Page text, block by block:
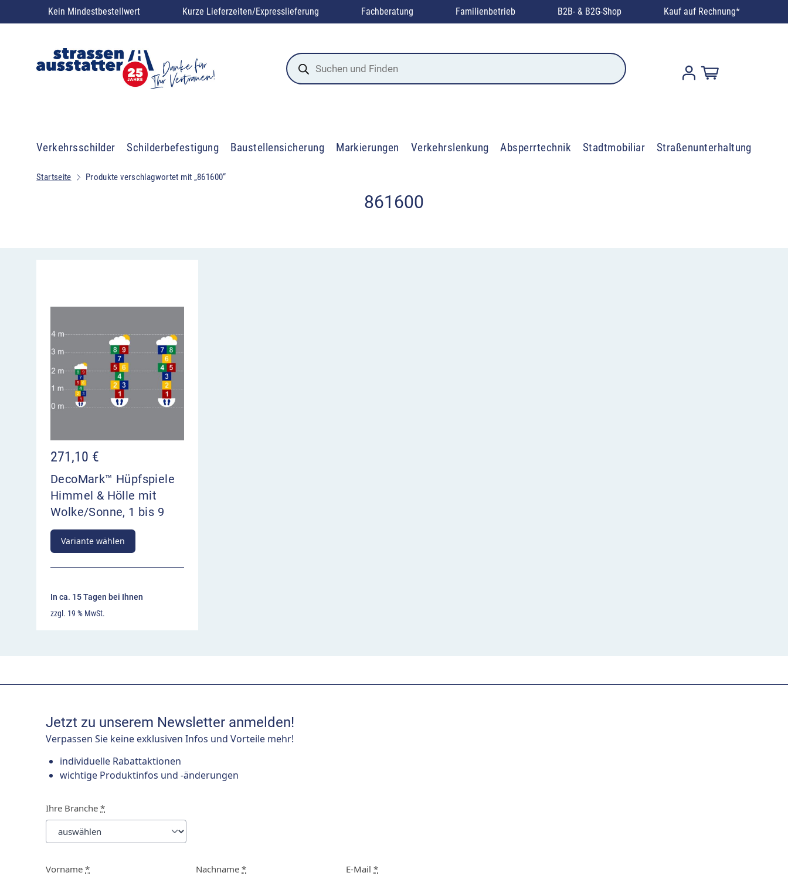
Kein Mindestbestellwert Kurze Lieferzeiten/Expresslieferung Fachberatung Familienbetrieb B2B- & B2G-Shop Kauf auf Rechnung*
Products
search
Verkehrsschilder Schilderbefestigung Baustellensicherung Markierungen Verkehrslenkung Absperrtechnik Stadtmobiliar Straßenunterhaltung
Startseite Produkte verschlagwortet mit „861600“
861600
271,10 €
DecoMark™ Hüpfspiele
Himmel & Hölle mit
Wolke/Sonne, 1 bis 9
Variante wählen
In ca. 15 Tagen bei Ihnen
zzgl. 19 % MwSt.
Jetzt zu unserem Newsletter anmelden!
Verpassen Sie keine exklusiven Infos und Vorteile mehr!
individuelle Rabattaktionen
wichtige Produktinfos und -änderungen
Ihre Branche *
Vorname * Nachname * E-Mail *